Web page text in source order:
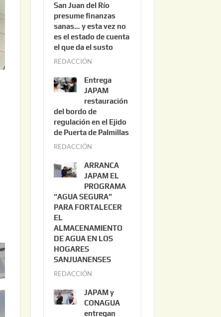
San Juan del Río
presume finanzas
sanas… y esta vez no
es el estado de cuenta
el que da el susto
REDACCIÓN
o
s
t
o
3
2
0
2
6
Entrega
JAPAM
restauración
del bordo de
regulación en el Ejido
de Puerta de Palmillas
REDACCIÓN
l
i
o
2
0
ARRANCA
JAPAM EL
PROGRAMA
“AGUA SEGURA”
PARA FORTALECER
EL
ALMACENAMIENTO
DE AGUA EN LOS
HOGARES
SANJUANENSES
REDACCIÓN
l
i
JAPAM y
CONAGUA
entregan